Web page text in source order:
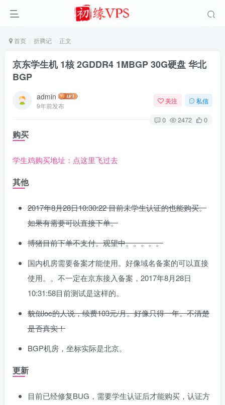
首页 折腾记 正文
京东学生机 1核 2GDDR4 1MBGP 30G硬盘 华北
BGP
admin
9年前发布
关注 私信
0 2472 0
购买
学生鸡购买地址：点这里飞过去
其他
2017年8月28日10:30:22 目前未学生认证的也能购买。
如果有需要可以直接下单。
博猪目前下单不支付。观望中。。。。。
国内机房需要备案才能使用。好像域名备案的可以直接
使用。。不一定在京东接入备案，2017年8月28日
10:31:58目前测试是这样的。
貌似loc的人说，续费103元/月。好像只得一年。不清楚
是否真实！
BGP机房，坐标实际是北京。
更新
目前已经修复BUG，需要学生认证后才能购买，认证方